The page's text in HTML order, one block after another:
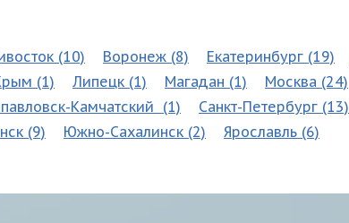
(10) Воронеж (8) Екатеринбург (19)
(1) Липецк (1) Магадан (1) Москва (24)
Камчатский (1) Санкт-Петербург (13)
(9) Южно-Сахалинск (2) Ярославль (6)